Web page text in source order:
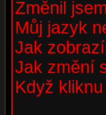
Změnil
Můj jazyk
Jak
Jak změní
Když